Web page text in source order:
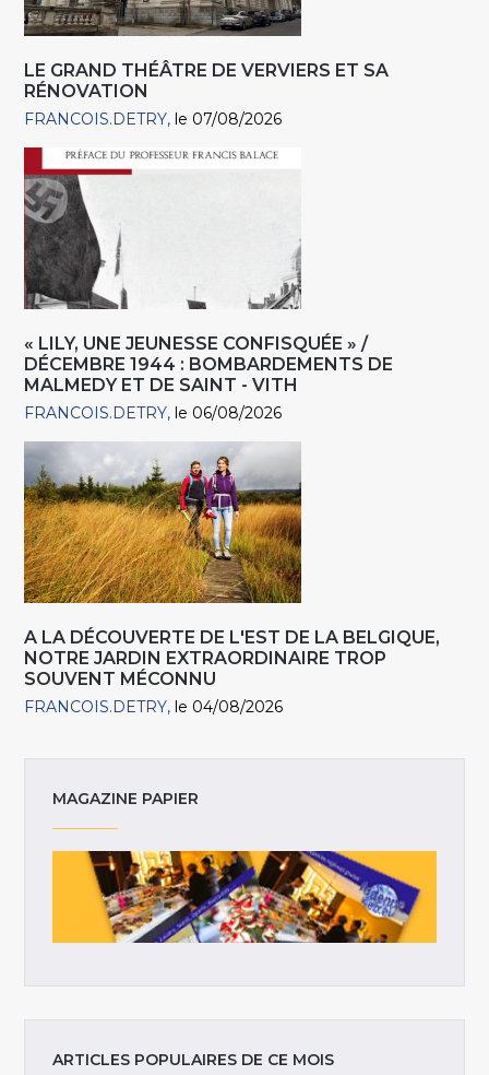
LE GRAND THÉÂTRE DE VERVIERS ET SA
RÉNOVATION
FRANCOIS.DETRY le 07/08/2026
« LILY, UNE JEUNESSE CONFISQUÉE » /
DÉCEMBRE 1944 : BOMBARDEMENTS DE
MALMEDY ET DE SAINT - VITH
FRANCOIS.DETRY le 06/08/2026
A LA DÉCOUVERTE DE L'EST DE LA BELGIQUE,
NOTRE JARDIN EXTRAORDINAIRE TROP
SOUVENT MÉCONNU
FRANCOIS.DETRY le 04/08/2026
MAGAZINE PAPIER
ARTICLES POPULAIRES DE CE MOIS